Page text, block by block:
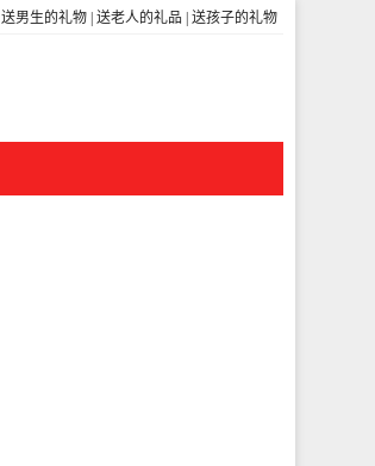
送男生的礼物 送老人的礼品 送孩子的礼物